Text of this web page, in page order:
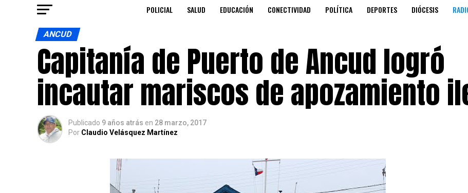
POLICIAL SALUD EDUCACIÓN CONECTIVIDAD POLÍTICA DEPORTES DIÓCESIS
ANCUD
Capitanía de Puerto de Ancud logró
incautar mariscos de apozamiento
Publicado 9 años atrás en 28 marzo, 2017
Por Claudio Velásquez Martínez